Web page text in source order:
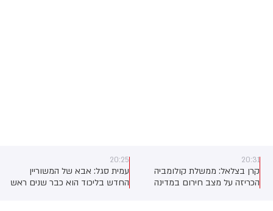
20:31
קרן בצלאל: ממשלת קולומביה
הכריזה על מצב חירום במדינה
20:25
עמית סגל: אבא של המשוריין
החדש בליכוד הוא כבר שנים ראש